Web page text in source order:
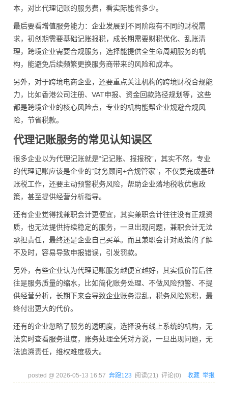
本，对比代理记账的服务费，看实际能省多少。
最后要看增值服务能力：企业发展到不同阶段有不同的财税需
求，初创期需要基础记账报税，成长期需要财税优化、乱账清
理，跨境企业需要合规服务，选择能提供全生命周期服务的机
构，能避免后续频繁更换服务商带来的风险和成本。
另外，对于跨境电商企业，还要重点关注机构的跨境财税合规能
力，比如香港公司注册、VAT申报、资金回款路径规划等，这些
都是跨境企业的核心风险点，专业的机构能帮企业规避合规风
险，节省税款。
代理记账服务的常见认知误区
很多企业以为代理记账就是“记记账、报报税”，其实不然，专业
的代理记账应该是企业的“财务顾问+合规管家”，不仅要完成基础
账税工作，还要主动预警税务风险，帮助企业落地税收优惠政
策，甚至提供经营分析指导。
还有企业觉得找兼职会计更便宜，其实兼职会计往往没有正规资
质，也无法提供持续稳定的服务，一旦出现问题，兼职会计无法
承担责任，最终还是企业自己买单。而且兼职会计对政策的了解
不及时，容易导致申报错误，引发罚款。
另外，有些企业认为代理记账服务越便宜越好，其实低价背后往
往是服务质量的缩水，比如简化账务处理、不做风险预警、不提
供经营分析，长期下来会导致企业账务混乱，税务风险累积，最
终付出更大的代价。
还有的企业忽略了服务的透明度，选择没有线上系统的机构，无
法实时查看服务进度，账务处理全凭对方说，一旦出现问题，无
法追溯责任，维权难度极大。
posted @ 2026-05-13 16:57 奔跑123 阅读(21) 评论(0) 收藏 举报